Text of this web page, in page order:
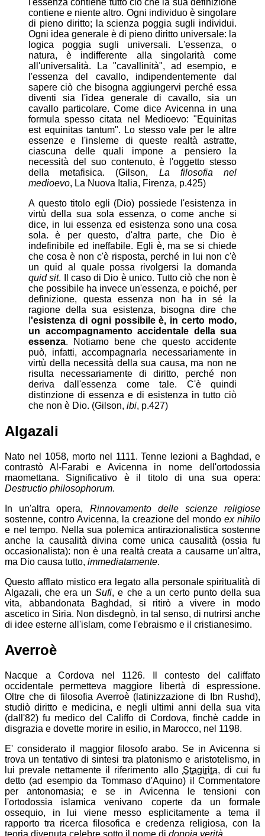
l'essenza contiene tutto ciò che la sua definizione
contiene e niente altro. Ogni individuo è singolare
di pieno diritto; la scienza poggia sugli individui.
Ogni idea generale è di pieno diritto universale: la
logica poggia sugli universali. L'essenza, o
natura, è indifferente alla singolarità come
all'universalità. La "cavallinità", ad esempio, e
l'essenza del cavallo, indipendentemente dal
sapere ciò che bisogna aggiungervi perché essa
diventi sia l'idea generale di cavallo, sia un
cavallo particolare. Come dice Avicenna in una
formula spesso citata nel Medioevo: "Equinitas
est equinitas tantum". Lo stesso vale per le altre
essenze e l'insleme di queste realtà astratte,
ciascuna delle quali impone a pensiero la
necessità del suo contenuto, è l'oggetto stesso
della metafisica. (Gilson, La filosofia nel
medioevo, La Nuova Italia, Firenza, p.425)
A questo titolo egli (Dio) possiede l'esistenza in
virtù della sua sola essenza, o come anche si
dice, in lui essenza ed esistenza sono una cosa
sola. è per questo, d'altra parte, che Dio è
indefinibile ed ineffabile. Egli è, ma se si chiede
che cosa è non c'è risposta, perché in lui non c'è
un quid al quale possa rivolgersi la domanda
quid sit. Il caso di Dio è unico. Tutto ciò che non è
che possibile ha invece un'essenza, e poiché, per
definizione, questa essenza non ha in sé la
ragione della sua esistenza, bisogna dire che
'esistenza di ogni possibile è, in certo modo,
un accompagnamento accidentale della sua
essenza. Notiamo bene che questo accidente
può, infatti, accompagnarla necessariamente in
virtù della necessità della sua causa, ma non ne
risulta necessariamente di diritto, perché non
deriva dall'essenza come tale. C'è quindi
distinzione di essenza e di esistenza in tutto ciò
che non è Dio. (Gilson, ibi, p.427)
Algazali
Nato nel 1058, morto nel 1111. Tenne lezioni a Baghdad, e
contrastò Al-Farabi e Avicenna in nome dell'ortodossia
maomettana. Significativo è il titolo di una sua opera:
Destructio philosophorum.
In un'altra opera, Rinnovamento delle scienze religiose
sostenne, contro Avicenna, la creazione del mondoex nihilo
e nel tempo. Nella sua polemica antirazionalistica sostenne
anche la causalità divina come unica causalità (ossia fu
occasionalista): non è una realtà creata a causarne un'altra,
ma Dio causa tutto, immediatamente.
Questo afflato mistico era legato alla personale spiritualità di
Algazali, che era unSufi, e che a un certo punto della sua
vita, abbandonata Baghdad, si ritirò a vivere in modo
ascetico in Siria. Non disdegnò, in tal senso, di nutrirsi anche
di idee esterne all'islam, come l'ebraismo e il cristianesimo.
Averroè
Nacque a Cordova nel 1126. Il contesto del califfato
occidentale permetteva maggiore libertà di espressione.
Oltre che di filosofia Averroè (latinizzazione di Ibn Rushd),
studiò diritto e medicina, e negli ultimi anni della sua vita
(dall'82) fu medico del Califfo di Cordova, finchè cadde in
disgrazia e dovette morire in esilio, in Marocco, nel 1198.
E' considerato il maggior filosofo arabo. Se in Avicenna si
trova un tentativo di sintesi tra platonismo e aristotelismo, in
lui prevale nettamente il riferimento allo Stagirita, di cui fu
detto (ad esempio da Tommaso d'Aquino) il Commentatore
per antonomasia; e se in Avicenna le tensioni con
l'ortodossia islamica venivano coperte da un formale
ossequio, in lui viene messo esplicitamente a tema il
rapporto tra ricerca filosofica e credenza religiosa, con la
teoria divenuta celebre sotto il nome di doppia verità